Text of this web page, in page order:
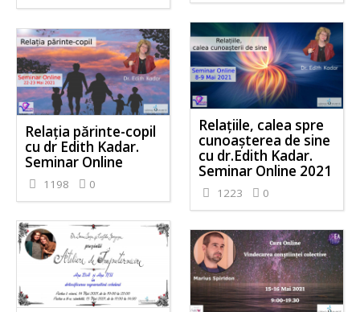
Relațiile, calea spre
cunoașterea de sine
cu dr.Edith Kadar.
Seminar Online 2021
1223 0
Relația părinte-copil
cu dr Edith Kadar.
Seminar Online
1198 0